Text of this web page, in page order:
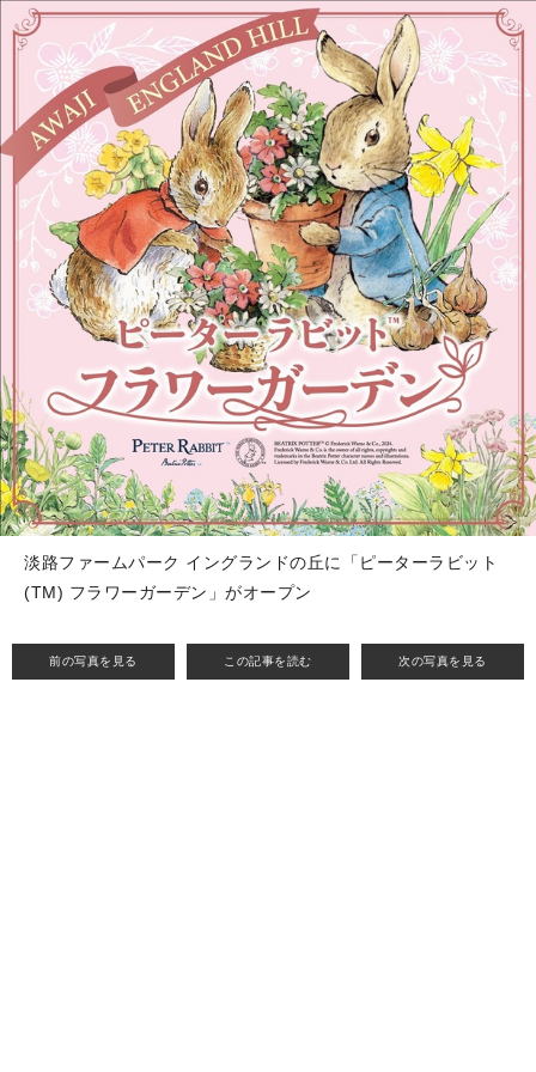
前の写真を見る この記事を読む 次の写真を見る
淡路ファームパーク イングランドの丘に「ピーターラビット
(TM) フラワーガーデン」がオープン